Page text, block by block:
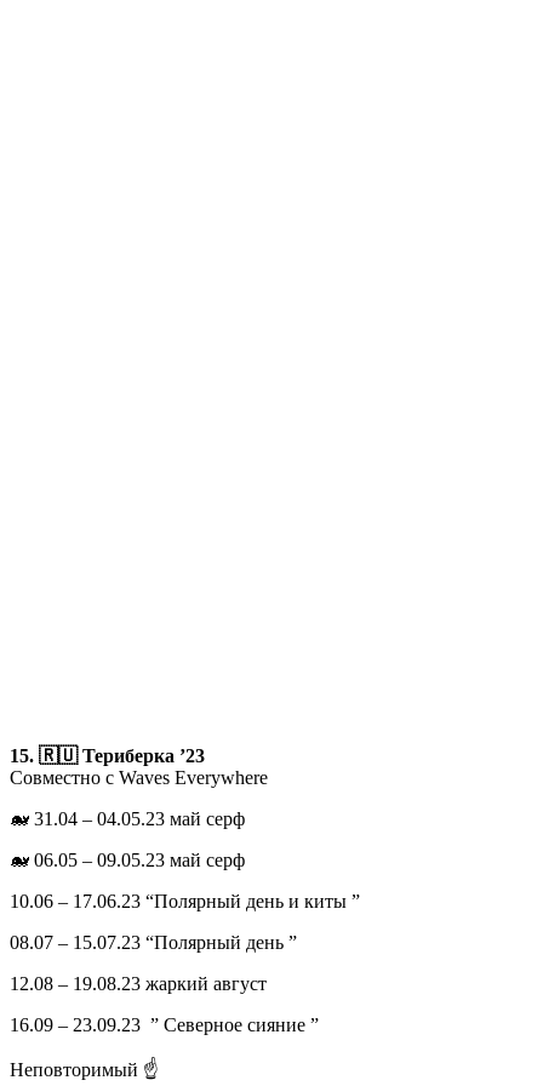
15. 🇷🇺 Териберка ’23
Совместно с Waves Everywhere
🐋 31.04 – 04.05.23 май серф
🐋 06.05 – 09.05.23 май серф
10.06 – 17.06.23 “Полярный день и киты ”
08.07 – 15.07.23 “Полярный день ”
12.08 – 19.08.23 жаркий август
16.09 – 23.09.23 ” Северное сияние ”
Неповторимый ☝️